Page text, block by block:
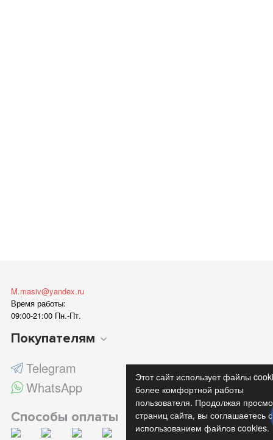
Этот сайт использует файлы
более комфортной работы
пользователя. Продолжая
страниц сайта, вы соглашаетесь с
использованием файлов cookies.
M.masiv@yandex.ru
Время работы:
09:00-21:00 Пн.-Пт.
Покупателям
Telegram
WhatsApp
Способы оплаты